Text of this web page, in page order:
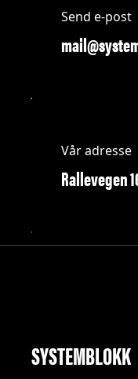
Send e-post
Vår adresse
Rallevegen
SYSTEMBLOKK